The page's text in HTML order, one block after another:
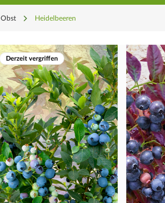
Obst Heidelbeeren
Derzeit vergriffen